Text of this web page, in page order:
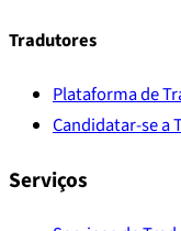
Tradutores
Plataforma de
Candidatar-se a
Serviços